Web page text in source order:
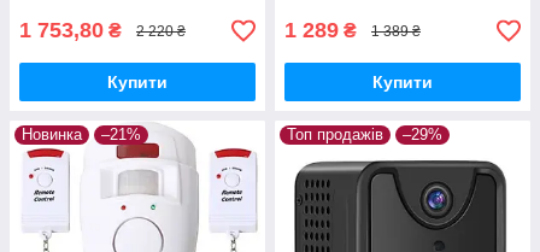
1 753,80 ₴ 2 220 ₴
Купити
1 289 ₴ 1 389 ₴
Купити
Новинка –21% Топ продажів –29%